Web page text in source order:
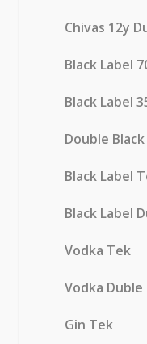
Chivas 12y
Black Label
Black Label
Double Black
Black Label
Black Label
Vodka Tek
Vodka Duble
Gin Tek